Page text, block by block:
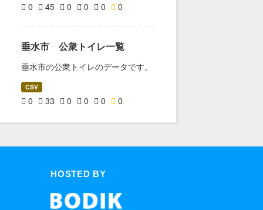
0 45 0 0 0 0
垂水市 公衆トイレ一覧
垂水市の公衆トイレのデータです。
CSV
0 33 0 0 0 0
HOSTED BY